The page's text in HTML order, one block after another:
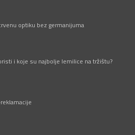
optiku bez germanijuma
i koje su najbolje lemilice na tržištu?